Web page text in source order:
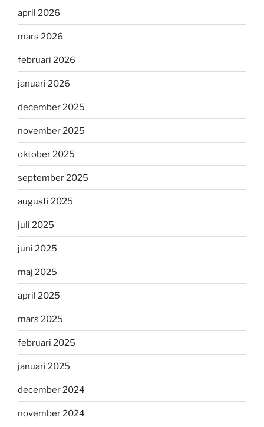
april 2026
mars 2026
februari 2026
januari 2026
december 2025
november 2025
oktober 2025
september 2025
augusti 2025
juli 2025
juni 2025
maj 2025
april 2025
mars 2025
februari 2025
januari 2025
december 2024
november 2024